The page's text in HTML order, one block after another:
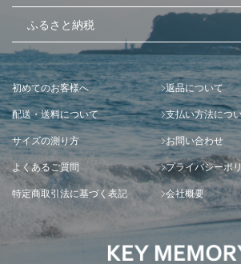
ふるさと納税
初めてのお客様へ 返品について
配送・送料について 支払い方法につ
サイズの測り方 お問い合わせ
よくあるご質問 プライバシーポ
特定商取引法に基づく表記 会社概要